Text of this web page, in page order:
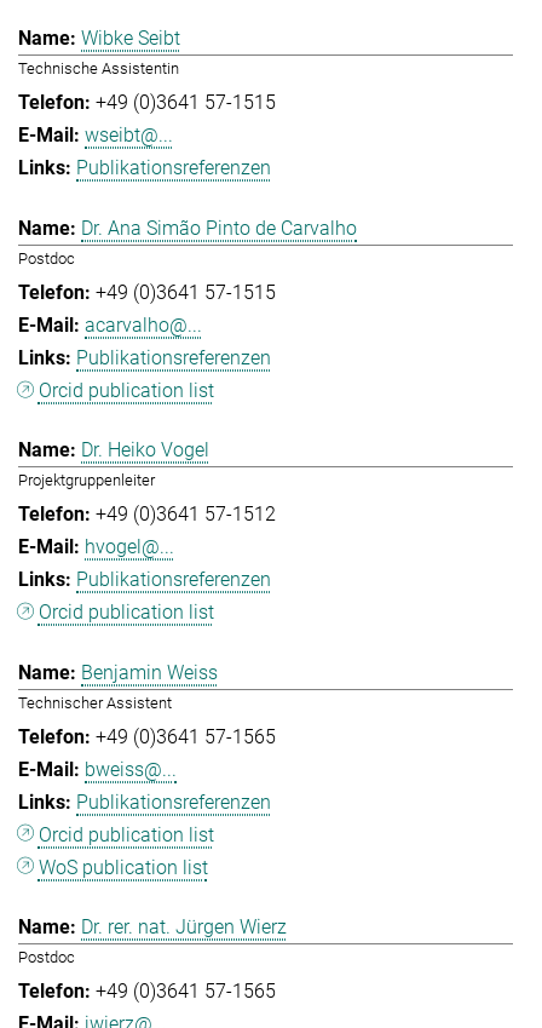
Wibke Seibt
Technische Assistentin
+49 (0)3641 57-1515
wseibt@...
Publikationsreferenzen
Dr. Ana Simão Pinto de Carvalho
Postdoc
+49 (0)3641 57-1515
acarvalho@...
Publikationsreferenzen
Orcid publication list
Dr. Heiko Vogel
Projektgruppenleiter
+49 (0)3641 57-1512
hvogel@...
Publikationsreferenzen
Orcid publication list
Benjamin Weiss
Technischer Assistent
+49 (0)3641 57-1565
bweiss@...
Publikationsreferenzen
Orcid publication list
WoS publication list
Dr. rer. nat. Jürgen Wierz
Postdoc
+49 (0)3641 57-1565